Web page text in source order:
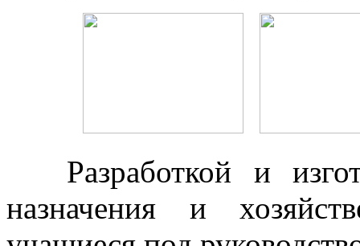
Разработкой и
назначения и